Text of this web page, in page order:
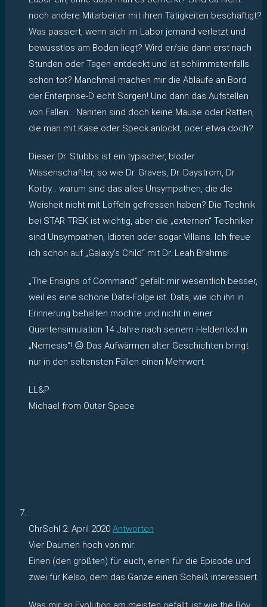
noch andere Mitarbeiter mit ihren Tätigkeiten beschäftigt?
Was passiert, wenn sich im Labor jemand verletzt und
bewusstlos am Boden liegt? Wird er/sie dann erst nach
Stunden oder Tagen entdeckt und ist schlimmstenfalls
schon tot? Manchmal machen mir die Abläufe an Bord
der Enterprise-D echt Sorgen! Und dann das Aufstellen
von Fallen… Naniten sind doch keine Mäuse oder Ratten,
die man mit Käse oder Speck anlockt, oder etwa doch?
Dieser Dr. Stubbs ist ein typischer, blöder
Wissenschaftler, so wie Dr. Graves, Dr. Daystrom, Dr.
Korby… warum sind das alles Unsympathen, die die
Weisheit nicht mit Löffeln gefressen haben? Die Technik
bei STAR TREK ist wichtig, aber die „externen“ Techniker
sind Unsympathen, Idioten oder sogar Villains. Ich freue
ich schon auf „Galaxy’s Child“ mit Dr. Leah Brahms!
„The Ensigns of Command“ gefällt mir wesentlich besser,
weil es eine schöne Data-Folge ist. Data, wie ich ihn in
Erinnerung behalten möchte und nicht in einer
Quantensimulation 14 Jahre nach seinem Heldentod in
„Nemesis“! ☹️ Das Aufwärmen alter Geschichten bringt
nur in den seltensten Fällen einen Mehrwert.
LL&P
Michael from Outer Space
ChrSchl 2. April 2020 Antworten
Vier Daumen hoch von mir.
Einen (den größten) für euch, einen für die Episode und
zwei für Kelso, dem das Ganze einen Scheiß interessiert.